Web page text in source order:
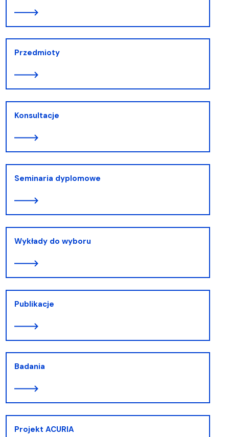
Przedmioty
Konsultacje
Seminaria dyplomowe
Wykłady do wyboru
Publikacje
Badania
Projekt ACURIA